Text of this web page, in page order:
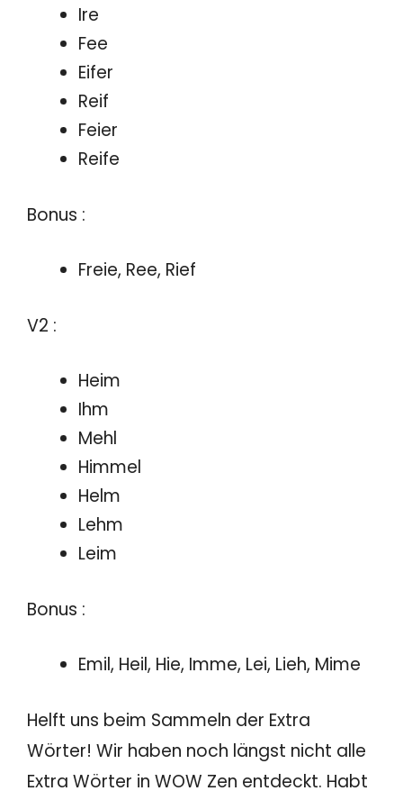
Ire
Fee
Eifer
Reif
Feier
Reife
Bonus :
Freie, Ree, Rief
V2 :
Heim
Ihm
Mehl
Himmel
Helm
Lehm
Leim
Bonus :
Emil, Heil, Hie, Imme, Lei, Lieh, Mime
Helft uns beim Sammeln der Extra
Wörter! Wir haben noch längst nicht alle
Extra Wörter in WOW Zen entdeckt. Habt